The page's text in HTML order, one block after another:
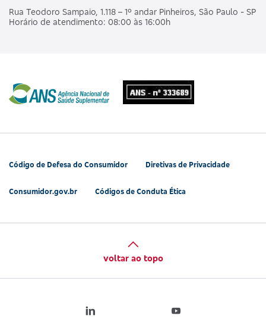
Rua Teodoro Sampaio, 1.118 – 1º andar Pinheiros, São Paulo - SP
Horário de atendimento: 08:00 às 16:00h
Código de Defesa do Consumidor Diretivas de Privacidade
Consumidor.gov.br Códigos de Conduta Ética
voltar ao topo